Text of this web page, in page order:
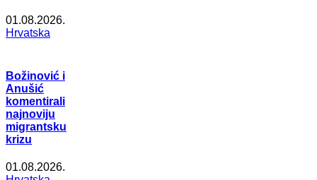
01.08.2026.
Hrvatska
Božinović i
Anušić
komentirali
najnoviju
migrantsku
krizu
01.08.2026.